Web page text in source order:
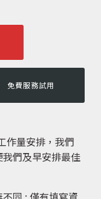
免費服務試用
作量安排，我們
們及早安排最佳